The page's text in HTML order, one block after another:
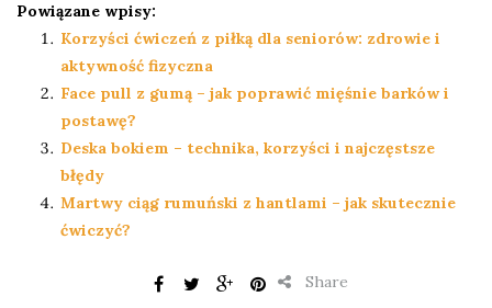
Powiązane wpisy:
Korzyści ćwiczeń z piłką dla seniorów: zdrowie i
aktywność fizyczna
Face pull z gumą – jak poprawić mięśnie barków i
postawę?
Deska bokiem – technika, korzyści i najczęstsze
błędy
Martwy ciąg rumuński z hantlami – jak skutecznie
ćwiczyć?
Share